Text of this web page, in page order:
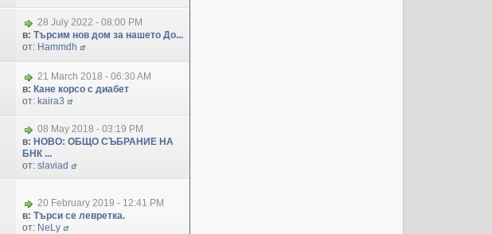
28 July 2022 - 08:00 PM
в: Търсим нов дом за нашето До...
от: Hammdh
21 March 2018 - 06:30 AM
в: Кане корсо с диабет
от: kaira3
08 May 2018 - 03:19 PM
в: НОВО: ОБЩО СЪБРАНИЕ НА
БНК ...
от: slaviad
20 February 2019 - 12:41 PM
в: Търси се левретка.
от: NeLy